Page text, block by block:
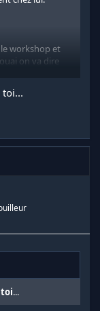
workshop et
on va dire
toi...
...